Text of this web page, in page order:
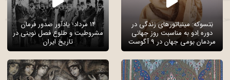
نِتسوکه: مینیاتورهای زندگی در
دوره اِدو به مناسبت روز جهانی
مردمان بومی جهان در 9 آگوست
14 مرداد؛ یادآور صدور فرمان
مشروطیت و طلوع فصل نوینی در
تاریخ ایران